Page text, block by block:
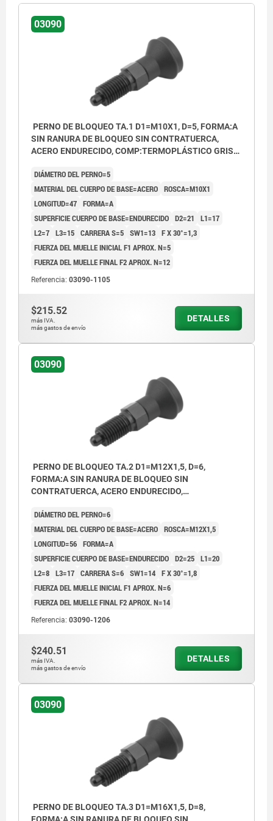
Forma A: sin ranura de bloqueo, sin
Forma B: sin ranura de bloqueo, con
contratuerca
Forma C: con ranura de bloqueo, sin
contratuerca
Forma D: con ranura de bloqueo, con
03090
PERNO DE BLOQUEO TA.1 D1=M10X1, D=5, FORMA:A
SIN RANURA DE BLOQUEO SIN CONTRATUERCA,
ACERO ENDURECIDO, COMP:TERMOPLÁSTICO GRIS
DIÁMETRO DEL PERNO=5
MATERIAL DEL CUERPO DE BASE=ACERO ROSCA=M10X1
LONGITUD=47 FORMA=A
SUPERFICIE CUERPO DE BASE=ENDURECIDO D2=21
L1=17
L2=7 L3=15 CARRERA S=5 SW1=13 F X 30°=1,3
FUERZA DEL MUELLE INICIAL F1 APROX. N=5
FUERZA DEL MUELLE FINAL F2 APROX. N=12
Referencia: 03090-1105
$215.52
más IVA.
más gastos de envío
DETALLES
03090
PERNO DE BLOQUEO TA.2 D1=M12X1,5, D=6,
FORMA:A SIN RANURA DE BLOQUEO SIN
CONTRATUERCA, ACERO ENDURECIDO,
CUBIERTA:GRIS ATR. RAL7021
DIÁMETRO DEL PERNO=6
MATERIAL DEL CUERPO DE BASE=ACERO ROSCA=M12X1,5
LONGITUD=56 FORMA=A
SUPERFICIE CUERPO DE BASE=ENDURECIDO D2=25 L1=20
L2=8 L3=17 CARRERA S=6 SW1=14 F X 30°=1,8
FUERZA DEL MUELLE INICIAL F1 APROX. N=6
FUERZA DEL MUELLE FINAL F2 APROX. N=14
Referencia: 03090-1206
$240.51
más IVA.
más gastos de envío
DETALLES
03090
PERNO DE BLOQUEO TA.3 D1=M16X1,5, D=8,